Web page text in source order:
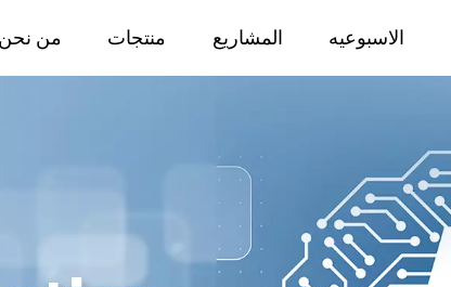
من منتجات المشاريع الاسبوعيه